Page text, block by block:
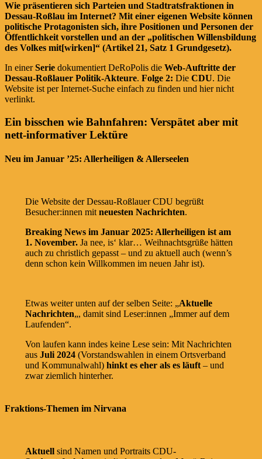
Wie präsentieren sich Parteien und Stadtratsfraktionen in
Dessau-Roßlau im Internet? Mit einer eigenen Website können
politische Protagonisten sich, ihre Positionen und Personen der
Öffentlichkeit vorstellen und an der „politischen Willensbildung
des Volkes mit[wirken]“ (Artikel 21, Satz 1 Grundgesetz).
In einerSerie dokumentiert DeRoPolis die Web-Auftritte der
Dessau-Roßlauer Politik-Akteure. Folge 2: Die CDU. Die
Website ist per Internet-Suche einfach zu finden und hier nicht
verlinkt.
Ein bisschen wie Bahnfahren: Verspätet aber mit
nett-informativer Lektüre
Neu im Januar ’25: Allerheiligen & Allerseelen
Die Website der Dessau-Roßlauer CDU begrüßt
Besucher:innen mit neuesten Nachrichten.
Breaking News im Januar 2025: Allerheiligen ist am
1. November.Ja nee, is‘ klar… Weihnachtsgrüße hätten
auch zu christlich gepasst – und zu aktuell auch (wenn’s
denn schon kein Willkommen im neuen Jahr ist).
Etwas weiter unten auf der selben Seite: „Aktuelle
Nachrichten„, damit sind Leser:innen „Immer auf dem
Laufenden“.
Von laufen kann indes keine Lese sein: Mit Nachrichten
aus Juli 2024(Vorstandswahlen in einem Ortsverband
und Kommunalwahl) hinkt es eher als es läuft– und
zwar ziemlich hinterher.
Fraktions-Themen im Nirvana
Aktuell sind Namen und Portraits CDU-